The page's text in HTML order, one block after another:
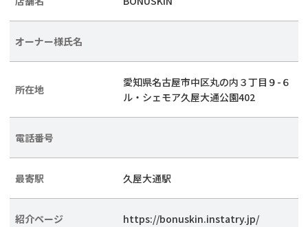
オーナー様氏名
所在地
愛知県名古屋市中区丸の内３丁目９-６
ル・シェモア久屋大通公園402
電話番号
最寄駅 久屋大通駅
紹介ページ https://bonuskin.instatry.jp/